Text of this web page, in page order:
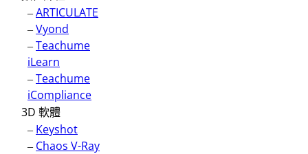
–ARTICULATE
–Vyond
–Teachume
iLearn
–Teachume
iCompliance
3D 軟體
– Keyshot
– Chaos V-Ray